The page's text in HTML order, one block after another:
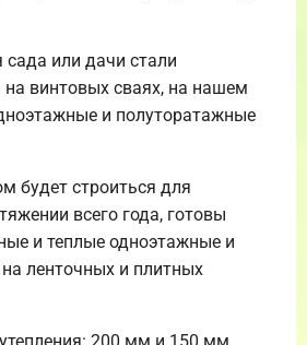
или дачи стали
винтовых сваях, на нашем
и полуторатажные
будет строиться для
всего года, готовы
и теплые одноэтажные и
ленточных и плитных